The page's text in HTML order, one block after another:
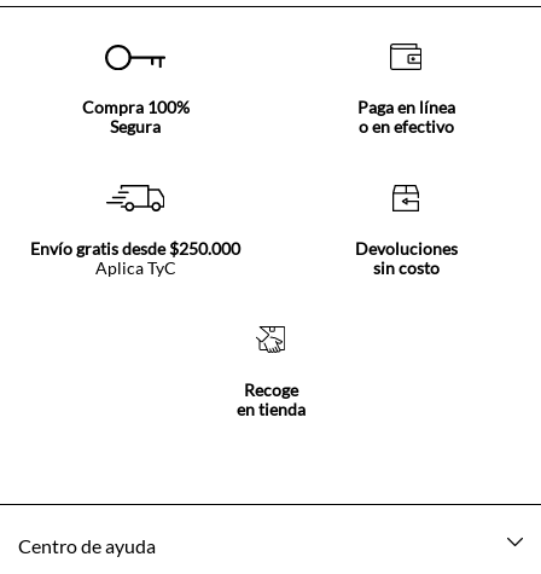
Compra 100%
Segura
Paga en línea
o en efectivo
Envío gratis desde $250.000
Aplica TyC
Devoluciones
sin costo
Recoge
en tienda
Centro de ayuda